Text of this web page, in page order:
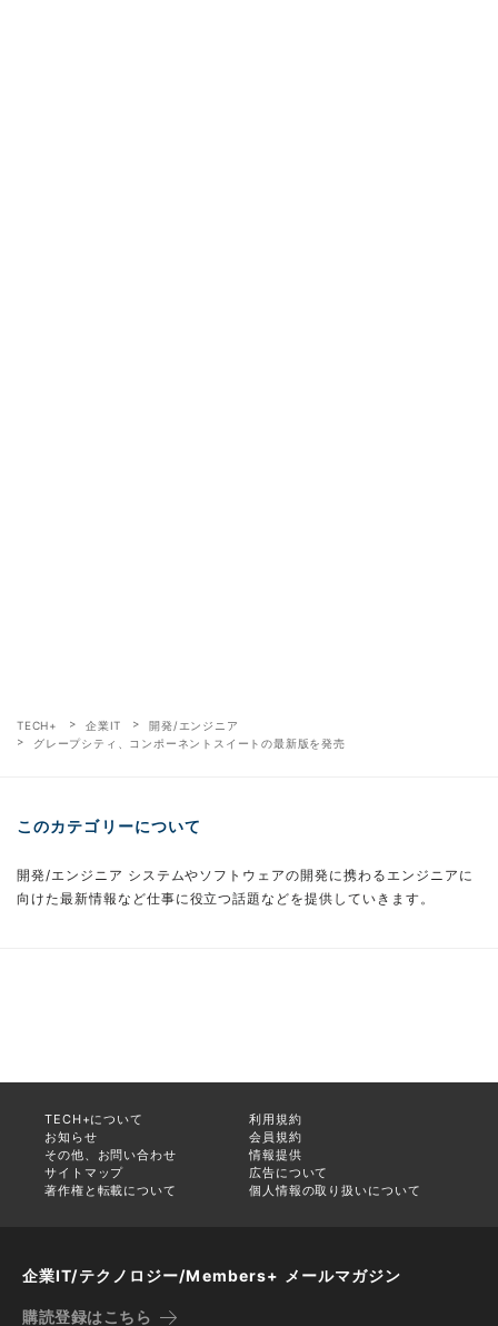
TECH+ 企業IT
開発/エンジニア
グレープシティ、コンポーネントスイートの最新版を発売
このカテゴリーについて
開発/エンジニア システムやソフトウェアの開発に携わるエンジニアに
向けた最新情報など仕事に役立つ話題などを提供していきます。
TECH+について
利用規約
お知らせ
会員規約
その他、お問い合わせ
情報提供
サイトマップ
広告について
著作権と転載について
個人情報の取り扱いについて
企業IT/テクノロジー/Members+ メールマガジン
購読登録はこちら